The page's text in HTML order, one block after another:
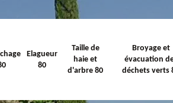
Elagueur
80
Taille de
haie et
d'arbre 80
Broyage et
évacuation
déchets verts